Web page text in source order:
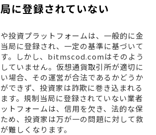
に登録されていない
投資プラットフォームは、一般的に金
局に登録され、一定の基準に基づいて
。しかし、bitmscod.comはそのよう
ていません。仮想通貨取引所が適切に
場合、その運営が合法であるかどうか
できず、投資家は詐欺に巻き込まれる
す。規制当局に登録されていない業者
トフォームは、信用を欠き、法的な保
め、投資家は万が一の問題に対して救
難しくなります。